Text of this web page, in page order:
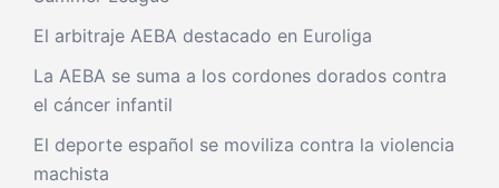
El arbitraje AEBA destacado en Euroliga
La AEBA se suma a los cordones dorados contra
el cáncer infantil
El deporte español se moviliza contra la violencia
machista